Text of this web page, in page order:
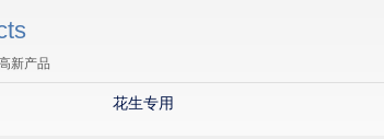
新产品
花生专用